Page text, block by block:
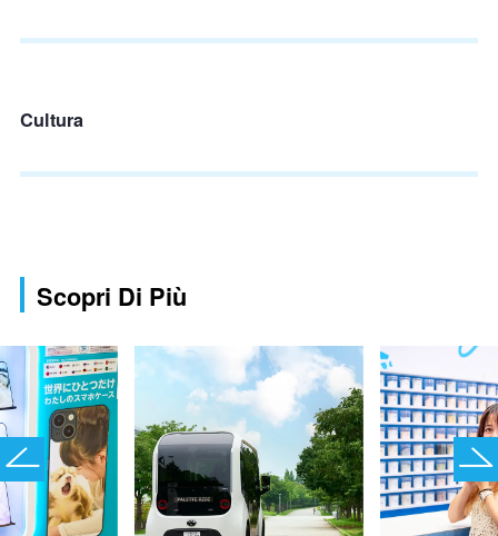
Cultura
Scopri Di Più